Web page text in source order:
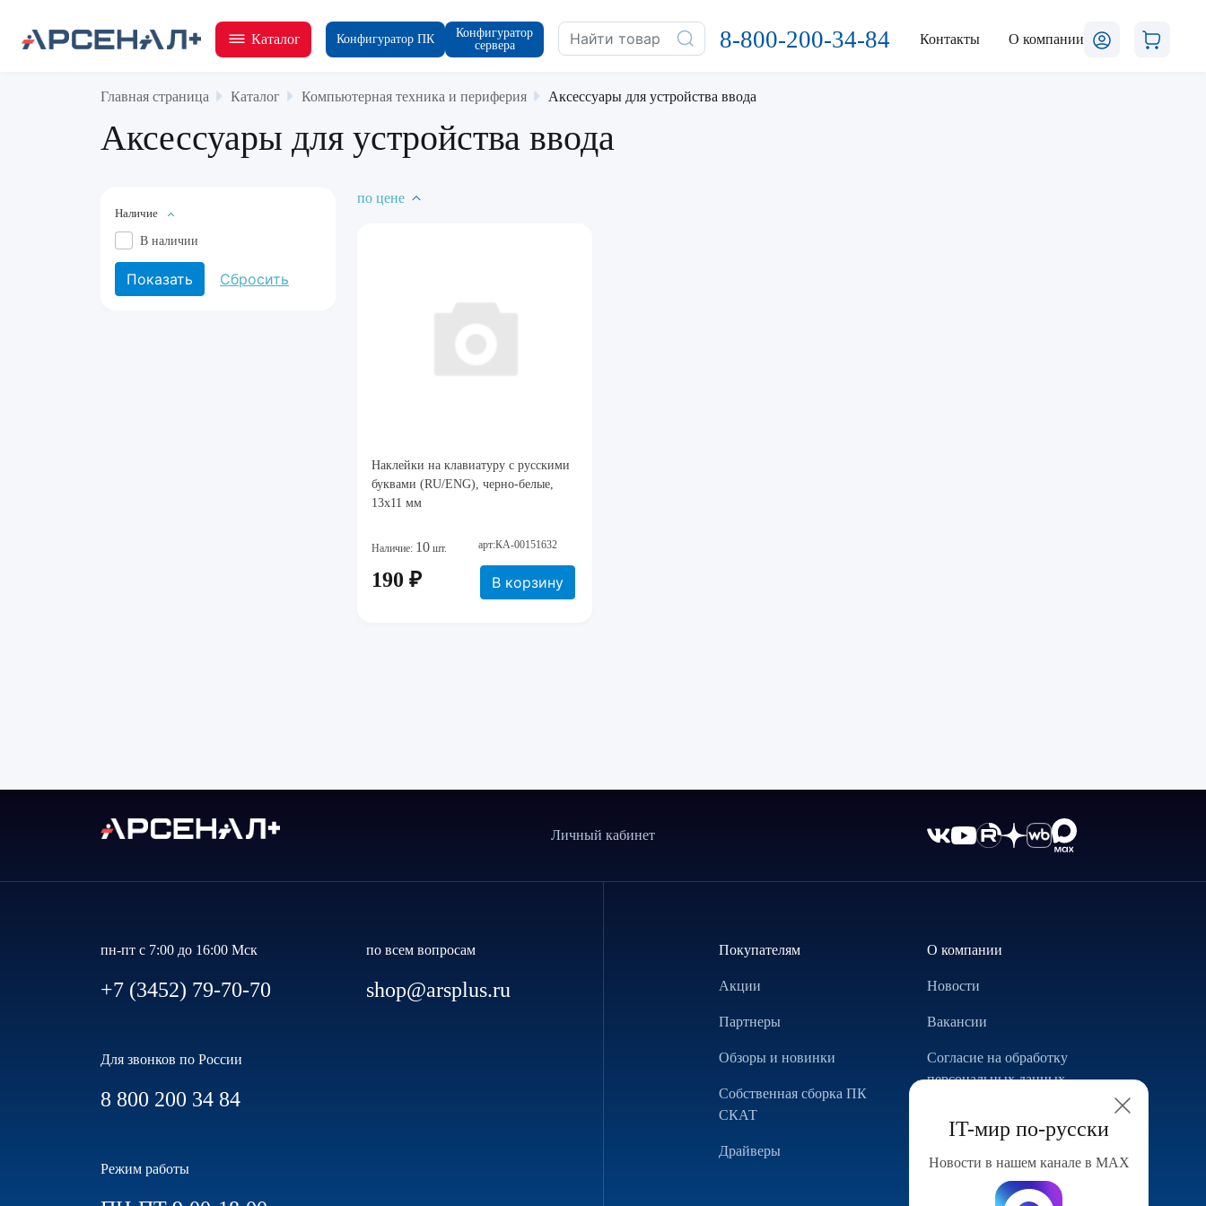
Каталог Конфигуратор ПК
Конфигуратор
сервера
8-800-200-34-84 Контакты О компании
Главная страница Каталог Компьютерная техника и периферия Аксессуары для устройства ввода
Аксессуары для устройства ввода
Наличие
В наличии
по цене
Наклейки на клавиатуру с русскими
буквами (RU/ENG), черно-белые,
13х11 мм
Наличие: 10 шт. арт:КА-00151632
190 ₽ В корзину
IT-мир по-русски
Новости в нашем канале в МАХ
Личный кабинет
пн-пт с 7:00 до 16:00 Мск
+7 (3452) 79-70-70
по всем вопросам
shop@arsplus.ru
Для звонков по России
8 800 200 34 84
Режим работы
Покупателям
Акции
Партнеры
Обзоры и новинки
Собственная сборка ПК
СКАТ
Драйверы
О компании
Новости
Вакансии
Согласие на обработку
персональных данных
Конфигуратор компьютера